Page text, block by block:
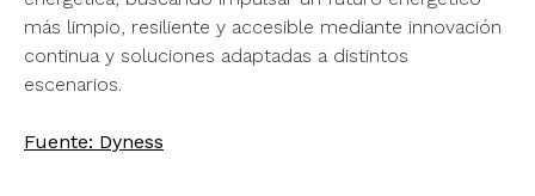
más limpio, resiliente y accesible mediante innovación
continua y soluciones adaptadas a distintos
escenarios.
Fuente: Dyness